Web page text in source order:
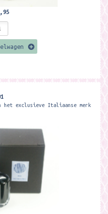
het exclusieve Italiaanse merk